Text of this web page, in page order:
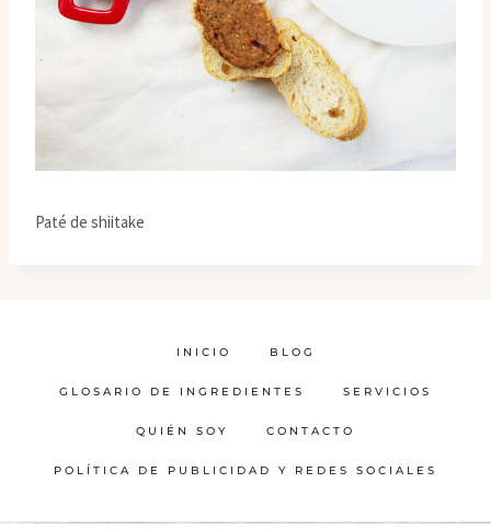
Paté de shiitake
INICIO BLOG
GLOSARIO DE INGREDIENTES SERVICIOS
QUIÉN SOY CONTACTO
POLÍTICA DE PUBLICIDAD Y REDES SOCIALES